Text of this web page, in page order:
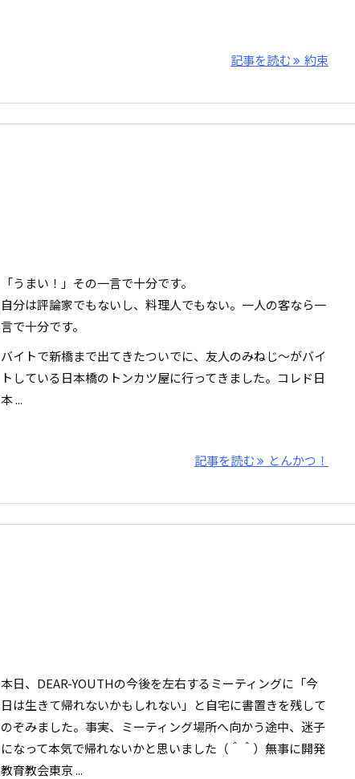
記事を読む 約束
「うまい！」その一言で十分です。
自分は評論家でもないし、料理人でもない。一人の客なら一
言で十分です。
バイトで新橋まで出てきたついでに、友人のみねじ〜がバイ
トしている日本橋のトンカツ屋に行ってきました。コレド日
本 ...
記事を読む とんかつ！
本日、DEAR-YOUTHの今後を左右するミーティングに「今
日は生きて帰れないかもしれない」と自宅に書置きを残して
のぞみました。事実、ミーティング場所へ向かう途中、迷子
になって本気で帰れないかと思いました（＾＾）無事に開発
教育教会東京 ...